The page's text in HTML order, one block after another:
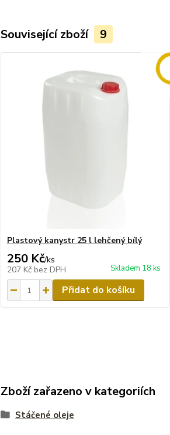
Související zboží 9
Plastový kanystr 25 l lehčený bílý
250 Kč/ks
207 Kč bez DPH Skladem 18 ks
Přidat do košíku
Zboží zařazeno v kategoriích
Stáčené oleje